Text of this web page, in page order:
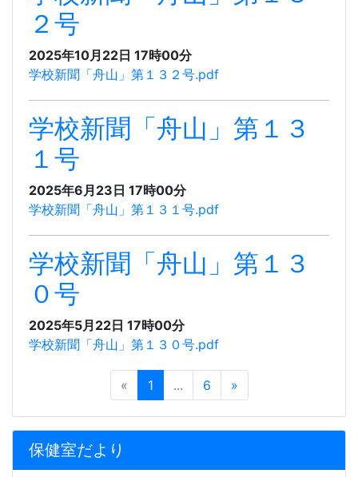
２号
2025年10月22日 17時00分
学校新聞「舟山」第１３２号.pdf
学校新聞「舟山」第１３
１号
2025年6月23日 17時00分
学校新聞「舟山」第１３１号.pdf
学校新聞「舟山」第１３
０号
2025年5月22日 17時00分
学校新聞「舟山」第１３０号.pdf
« 1 ... 6 »
保健室だより